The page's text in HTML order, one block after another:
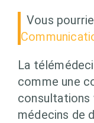
Vous
La
comme une
médecins de